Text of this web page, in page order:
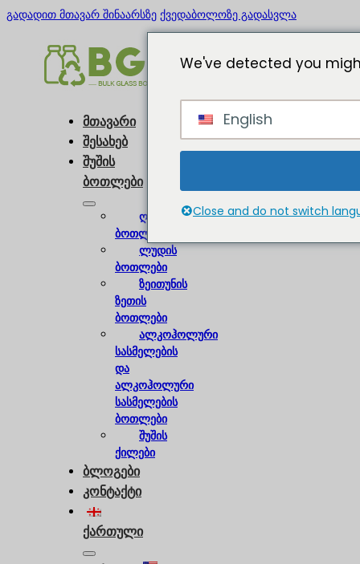
გადადით მთავარ შინაარსზე ქვედაბოლოზე გადასვლა
მთავარი
შესახებ
შუშის
ბოთლები
ღვინის
ბოთლები
ლუდის
ბოთლები
ზეითუნის
ზეთის
ბოთლები
ალკოჰოლური
სასმელების
და
ალკოჰოლური
სასმელების
ბოთლები
შუშის
ქილები
ბლოგები
კონტაქტი
ქართული
We've detected you
English
Close and do not switch